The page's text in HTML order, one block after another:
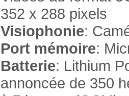
352 x 288 pixels
Visiophonie:
Port mémoire:
Batterie: Lithium
annoncée de 350